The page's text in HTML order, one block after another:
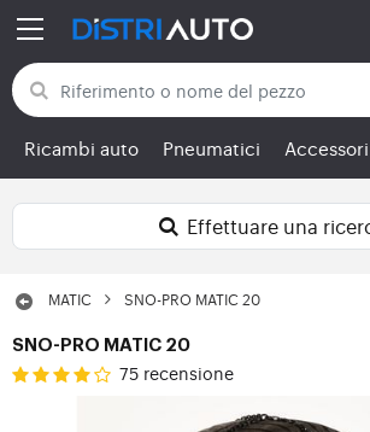
Torna alle categorie
Ricambi auto Pneumatici Accessori
Effettuare una
MATIC SNO-PRO MATIC 20
SNO-PRO MATIC 20
75 recensione